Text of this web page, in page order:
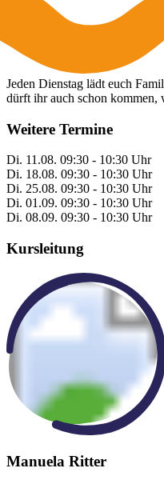
Jeden Dienstag lädt euch
dürft ihr auch schon
Weitere Termine
Di. 11.08. 09:30 - 10:30 Uhr
Di. 18.08. 09:30 - 10:30 Uhr
Di. 25.08. 09:30 - 10:30 Uhr
Di. 01.09. 09:30 - 10:30 Uhr
Di. 08.09. 09:30 - 10:30 Uhr
Kursleitung
Manuela Ritter